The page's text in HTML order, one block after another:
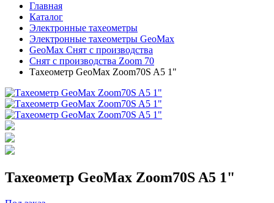
Главная
Каталог
Электронные тахеометры
Электронные тахеометры GeoMax
GeoMax Снят с производства
Снят с производства Zoom 70
Тахеометр GeoMax Zoom70S A5 1"
Тахеометр GeoMax Zoom70S A5 1"